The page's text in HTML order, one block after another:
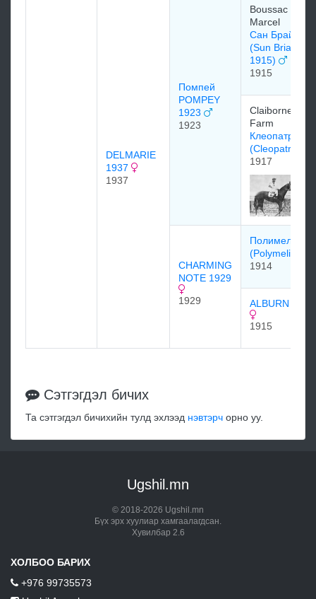
DELMARIE
1937
1937
Помпей
POMPEY
1923
1923
Boussac
Marcel
Сан Брайер
(Sun Briar
1915)
1915
Claiborne
Farm
Клеопатра
(Cleopatra)
1917
CHARMING
NOTE 1929
1929
Пoлимeлиэн
(Polymelian)
1914
ALBURN 1915
1915
Сэтгэгдэл бичих
Та сэтгэгдэл бичихийн тулд эхлээд нэвтэрч орно уу.
Ugshil.mn
© 2018-2026 Ugshil.mn
Бүх эрх хуулиар хамгаалагдсан.
Хувилбар 2.6
ХОЛБОО БАРИХ
+976 99735573